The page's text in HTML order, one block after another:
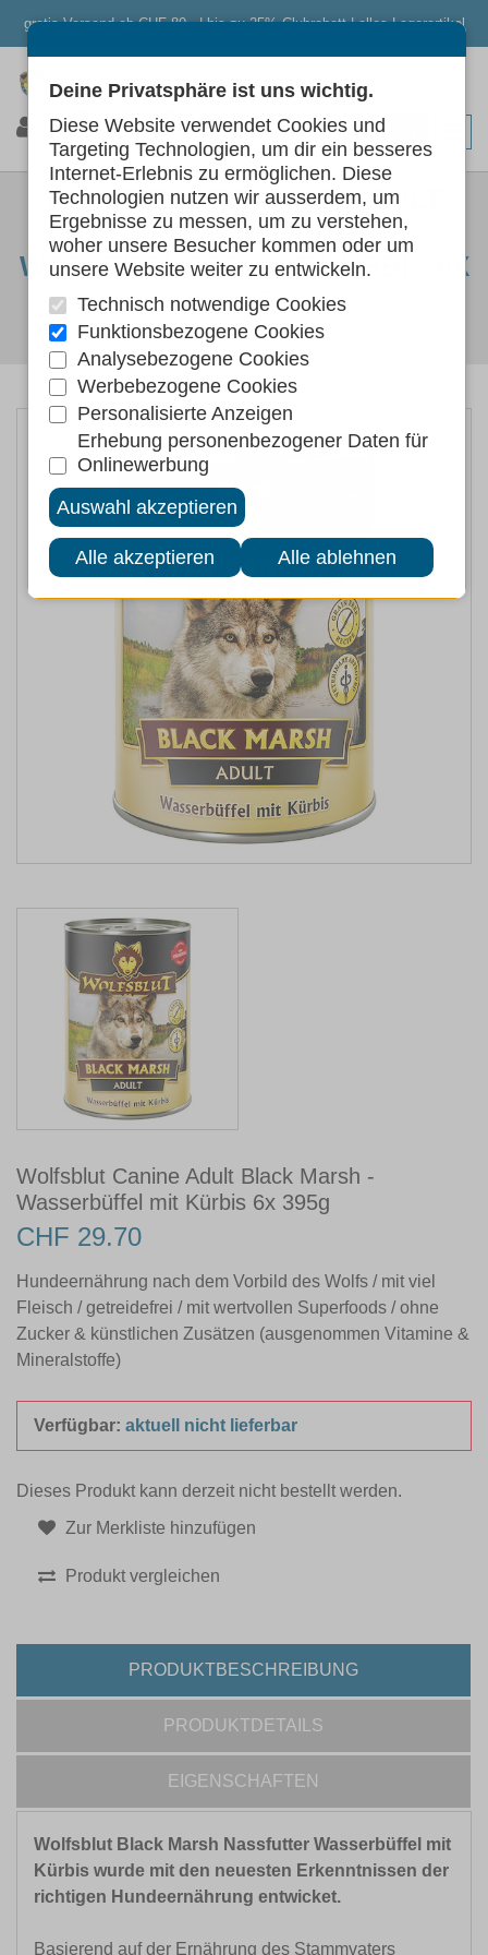
gratis Versand ab CHF 80.- | bis zu 25% Clubrabatt | alles Lagerartikel
0 0 0
WOLFSBLUT CANINE ADULT
BLACK MARSH -
WASSERBÜFFEL MIT KÜRBIS 6X
395G
Hunde Hundefutter Nassfutter
Wolfsblut Canine Adult Black Marsh -
Wasserbüffel mit Kürbis 6x 395g
CHF 29.70
Hundeernährung nach dem Vorbild des Wolfs / mit viel
Fleisch / getreidefrei / mit wertvollen Superfoods / ohne
Zucker & künstlichen Zusätzen (ausgenommen Vitamine &
Mineralstoffe)
Verfügbar: aktuell nicht lieferbar
Dieses Produkt kann derzeit nicht bestellt werden.
Zur Merkliste hinzufügen
Produkt vergleichen
PRODUKTBESCHREIBUNG
PRODUKTDETAILS
EIGENSCHAFTEN
Wolfsblut Black Marsh Nassfutter Wasserbüffel mit
Kürbis wurde mit den neuesten Erkenntnissen der
richtigen Hundeernährung entwicket.
Basierend auf der Ernährung des Stammvaters
Deine Privatsphäre ist uns wichtig.
Diese Website verwendet Cookies und
Targeting Technologien, um dir ein besseres
Internet-Erlebnis zu ermöglichen. Diese
Technologien nutzen wir ausserdem, um
Ergebnisse zu messen, um zu verstehen,
woher unsere Besucher kommen oder um
unsere Website weiter zu entwickeln.
Technisch notwendige Cookies
Funktionsbezogene Cookies
Analysebezogene Cookies
Werbebezogene Cookies
Personalisierte Anzeigen
Erhebung personenbezogener Daten für
Onlinewerbung